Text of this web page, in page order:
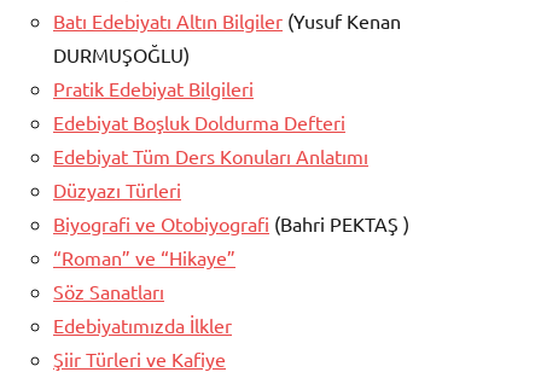
Batı Edebiyatı Altın Bilgiler (Yusuf Kenan
DURMUŞOĞLU)
Pratik Edebiyat Bilgileri
Edebiyat Boşluk Doldurma Defteri
Edebiyat Tüm Ders Konuları Anlatımı
Düzyazı Türleri
Biyografi ve Otobiyografi (Bahri PEKTAŞ )
“Roman” ve “Hikaye”
Söz Sanatları
Edebiyatımızda İlkler
Şiir Türleri ve Kafiye